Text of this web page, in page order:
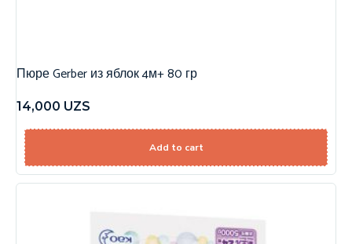
Пюре Gerber из яблок 4м+ 80 гр
14,000 UZS
Add to cart